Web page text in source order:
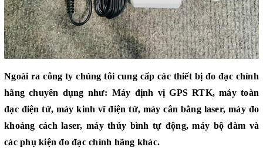
Ngoài ra công ty chúng tôi cung cấp các thiết bị đo đạc chính
hãng chuyên dụng như: Máy định vị GPS RTK,máy toàn
đạc điện tử, máy kinh vĩ điện tử, máy cân bằng laser, máy đo
khoảng cách laser,máy thủy bình tự động,máy bộ đàm và
các phụ kiện đo đạcchính hãng khác.